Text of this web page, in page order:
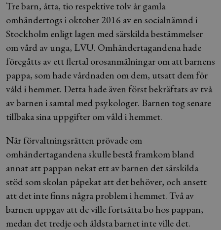
Tre barn, åtta, tio respektive tolv år gamla
omhändertogs i oktober 2016 av en socialnämnd i
Stockholm enligt lagen med särskilda bestämmelser
om vård av unga, LVU. Omhändertagandena hade
föregåtts av ett flertal orosanmälningar om att barnens
pappa, som hade vårdnaden om dem, utsatt dem för
våld i hemmet. Detta hade även först bekräftats av två
av barnen i samtal med psykologer. Barnen tog senare
tillbaka sina uppgifter om våld i hemmet.
När förvaltningsrätten prövade om
omhändertagandena skulle bestå framkom bland
annat att pappan nekat ett av barnen det särskilda
stöd som skolan påpekat att det behöver, och ansett
att det inte finns några problem i hemmet. Två av
barnen uppgav att de ville fortsätta bo hos pappan,
medan det tredje och äldsta barnet inte ville det.